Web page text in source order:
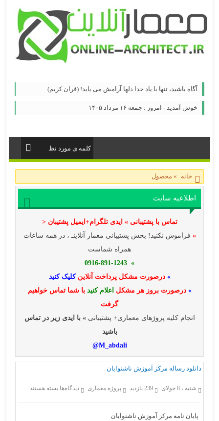
آگاه باشيد، تنها با ياد خدا دلها آرامش می ‏يابد! (قران کریم)
خوش آمدید - امروز : جمعه ۱۶ مرداد ۱۴۰۵
خانه » محصول
اطلاعیه سایت
تماس با پشتیبانی » ایدی تلگرام+ایمیل پشتیبان <
» فراموش نکنید! بخش پشتیبانی معمار آنلاینـ ، در همه ساعات
همراه شماست
» 0916-891-1243
» درصورت مشکل پرداخت آنلاینکلیک کنید
» درصورت بروز هر مشکل اعلام کنید با شما تماس خواهیم
گرفت
انجام کلیه پروژهای معماری+ پشتیبانی» با ایدی زیر در تماس
باشید
M_abdali@
دانلود رساله مرکز آموزش ناشنوایان
شنبه ، 8 جولای 239 بازدید پروژه معماری دیدگاه‌ها برای
رساله
بسته هستند
پایان نامه مرکز آموزش ناشنوایان